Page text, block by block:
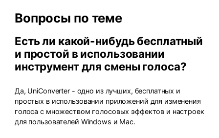
Вопросы по теме
Есть ли какой-нибудь бесплатный
и простой в использовании
инструмент для смены голоса?
Да, UniConverter - одно из лучших, бесплатных и
простых в использовании приложений для изменения
голоса с множеством голосовых эффектов и настроек
для пользователей Windows и Mac.